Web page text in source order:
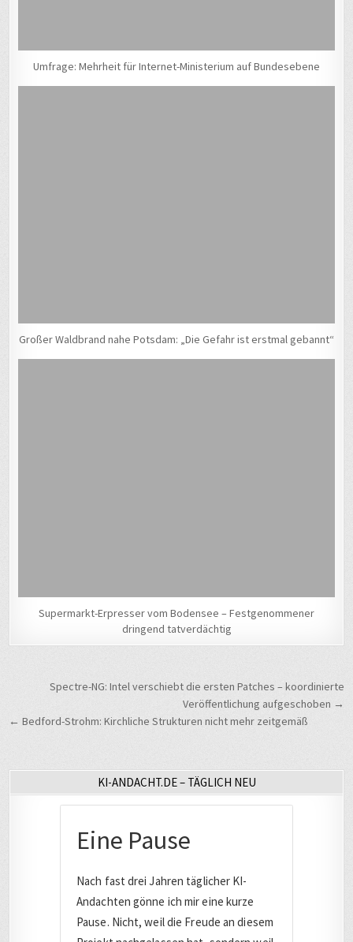
Umfrage: Mehrheit für Internet-Ministerium auf Bundesebene
Großer Waldbrand nahe Potsdam: „Die Gefahr ist erstmal gebannt“
Supermarkt-Erpresser vom Bodensee – Festgenommener
dringend tatverdächtig
Beitragsnavigation
Spectre-NG: Intel verschiebt die ersten Patches – koordinierte
Veröffentlichung aufgeschoben →
← Bedford-Strohm: Kirchliche Strukturen nicht mehr zeitgemäß
KI-ANDACHT.DE – TÄGLICH NEU